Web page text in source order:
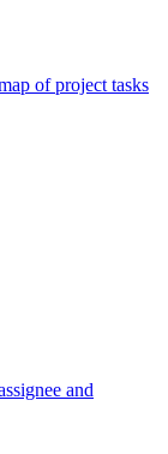
of project tasks
and